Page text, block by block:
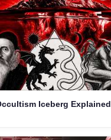
Iceberg Explained